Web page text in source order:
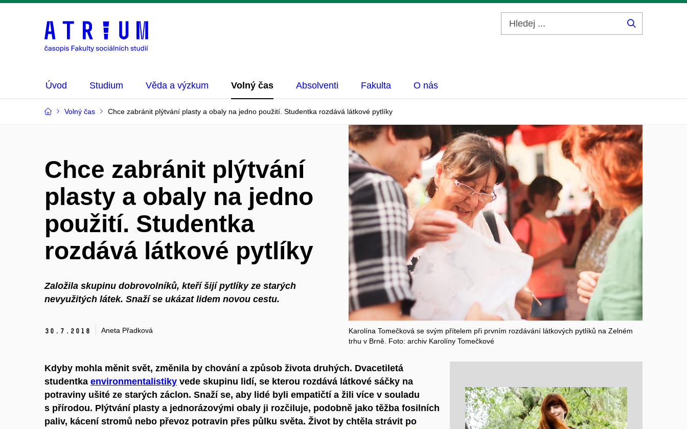
Úvod Studium Věda a výzkum Volný čas Absolventi Fakulta O nás
Volný čas Chce zabránit plýtvání plasty a obaly na jedno použití. Studentka rozdává látkové pytlíky
Chce zabránit plýtvání
plasty a obaly na jedno
použití. Studentka
rozdává látkové pytlíky
Založila skupinu dobrovolníků, kteří šijí pytlíky ze starých
nevyužitých látek. Snaží se ukázat lidem novou cestu.
30. 7. 2018 Aneta Přadková
Karolína Tomečková se svým přítelem při prvním rozdávání látkových pytlíků na Zelném
trhu v Brně. Foto: archiv Karolíny Tomečkové
Kdyby mohla měnit svět, změnila by chování a způsob života druhých. Dvacetiletá
studentka environmentalistiky vede skupinu lidí, se kterou rozdává látkové sáčky na
potraviny ušité ze starých záclon. Snaží se, aby lidé byli empatičtí a žili více v souladu
s přírodou. Plýtvání plasty a jednorázovými obaly ji rozčiluje, podobně jako těžba fosilních
paliv, kácení stromů nebo převoz potravin přes půlku světa. Život by chtěla strávit po